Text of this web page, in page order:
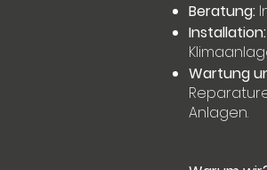
Beratung:
Installation:
Wartung
Anlagen.